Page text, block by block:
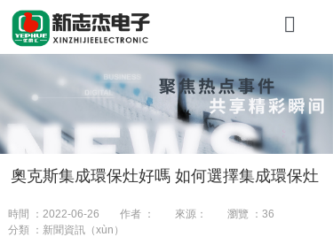
關於
產品
工（
奧克斯集成環保灶好嗎 如何選擇集成環保灶
時間 ：2022-06-26 作者 ： 來源： 瀏覽 ：36
分類 ：新聞資訊（xùn）